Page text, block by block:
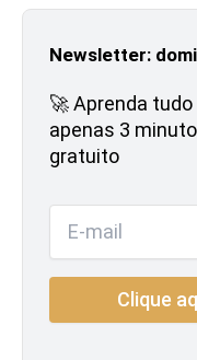
Newsletter:
🚀 Aprenda
apenas 3
gratuito